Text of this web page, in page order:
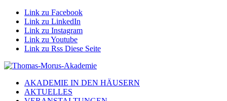
Link zu Facebook
Link zu LinkedIn
Link zu Instagram
Link zu Youtube
Link zu Rss Diese Seite
AKADEMIE IN DEN HÄUSERN
AKTUELLES